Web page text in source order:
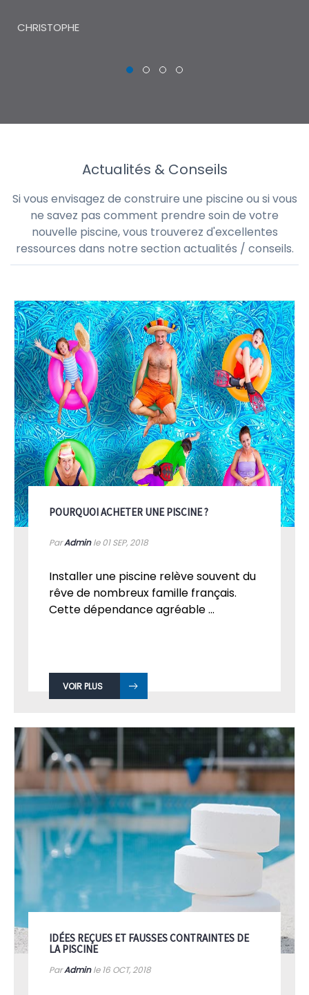
CHRISTOPHE
Actualités & Conseils
Si vous envisagez de construire une piscine ou si vous
ne savez pas comment prendre soin de votre
nouvelle piscine, vous trouverez d'excellentes
ressources dans notre section actualités / conseils.
POURQUOI ACHETER UNE PISCINE ?
ParAdminle 01SEP, 2018
Installer une piscine relève souvent du
rêve de nombreux famille français.
Cette dépendance agréable ...
VOIR PLUS
IDÉES REÇUES ET FAUSSES CONTRAINTES DE
LA PISCINE
ParAdminle 16 OCT, 2018